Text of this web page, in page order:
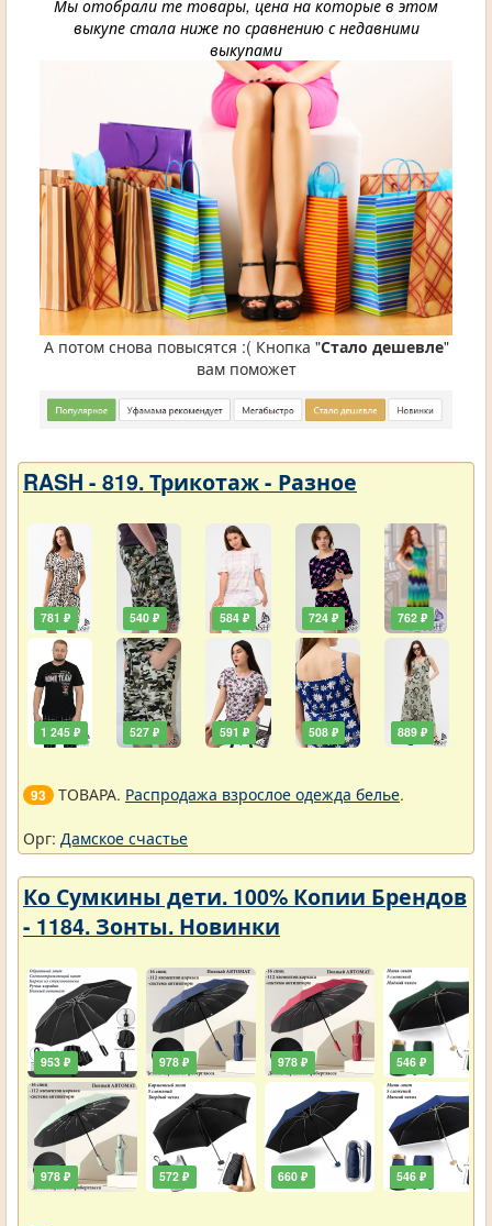
Мы отобрали те товары, цена на которые в этом
выкупе стала ниже по сравнению с недавними
выкупами
А потом снова повысятся :( Кнопка "Стало дешевле"
вам поможет
RASH - 819. Трикотаж - Разное
781 ₽
1 245 ₽
540 ₽
527 ₽
584 ₽
591 ₽
724 ₽
508 ₽
762 ₽
889 ₽
93 ТОВАРА. Распродажа взрослое одежда белье.
Орг: Дамское счастье
Ко Сумкины дети. 100% Копии Брендов
- 1184. Зонты. Новинки
953 ₽
978 ₽
978 ₽
572 ₽
978 ₽
660 ₽
546 ₽
546 ₽